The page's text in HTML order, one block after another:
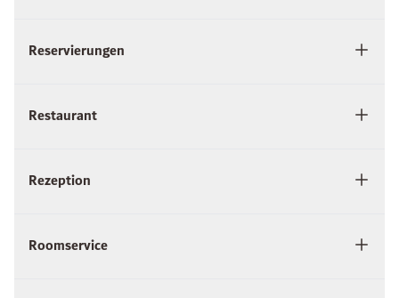
Reservierungen
Restaurant
Rezeption
Roomservice